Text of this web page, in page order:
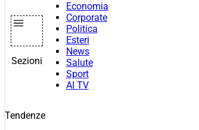
Sezioni
Economia
Corporate
Politica
Esteri
News
Salute
Sport
AI TV
Tendenze